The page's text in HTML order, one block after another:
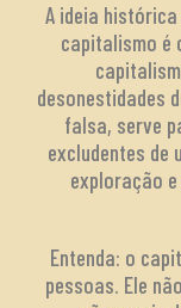
A ideia
capitalismo é
desonestidades
falsa, serve
excludentes de
exploração
Entenda: o
pessoas. Ele